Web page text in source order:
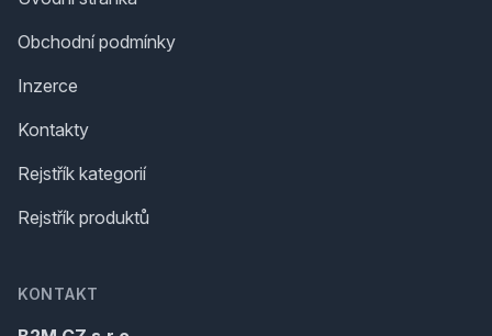
Obchodní podmínky
Inzerce
Kontakty
Rejstřík kategorií
Rejstřík produktů
KONTAKT